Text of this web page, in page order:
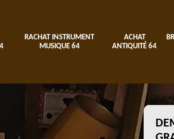
RACHAT INSTRUMENT
MUSIQUE 64
ACHAT
ANTIQUITÉ 64